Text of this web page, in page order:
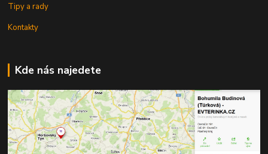
Tipy a rady
Kontakty
Kde nás najedete